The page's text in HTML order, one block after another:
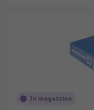
In magazzino